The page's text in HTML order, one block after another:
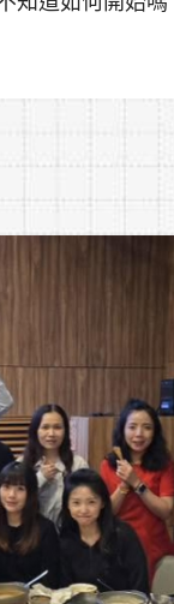
電商賣家、直播
i328
發夥伴🤝
IDM × ODM ×
發、劑型設計
力的專屬商品！